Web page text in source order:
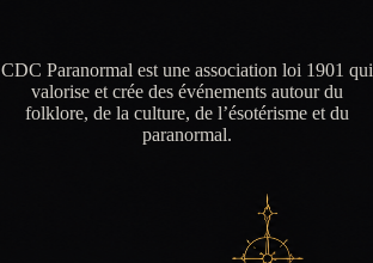
CDC Paranormal est une association loi 1901 qui
valorise et crée des événements autour du
folklore, de la culture, de l’ésotérisme et du
paranormal.